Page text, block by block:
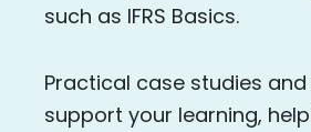
such as IFRS Basics.
Practical case studies
support your learning,